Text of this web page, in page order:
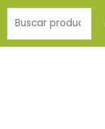
contenido
por: